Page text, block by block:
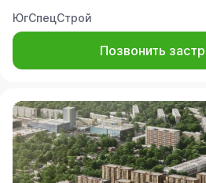
ЮгСпецСтрой
Позвонить